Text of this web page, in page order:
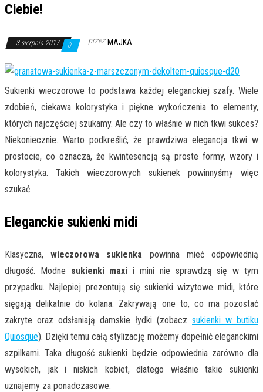
Ciebie!
3 sierpnia 2017 0 przez MAJKA
Sukienki wieczorowe to podstawa każdej eleganckiej szafy. Wiele
zdobień, ciekawa kolorystyka i piękne wykończenia to elementy,
których najczęściej szukamy. Ale czy to właśnie w nich tkwi sukces?
Niekoniecznie. Warto podkreślić, że prawdziwa elegancja tkwi w
prostocie, co oznacza, że kwintesencją są proste formy, wzory i
kolorystyka. Takich wieczorowych sukienek powinnyśmy więc
szukać.
Eleganckie sukienki midi
Klasyczna,wieczorowa sukienka powinna mieć odpowiednią
długość. Modne sukienki maxi i mini nie sprawdzą się w tym
przypadku. Najlepiej prezentują się sukienki wizytowe midi, które
sięgają delikatnie do kolana. Zakrywają one to, co ma pozostać
zakryte oraz odsłaniają damskie łydki (zobacz sukienki w butiku
Quiosque). Dzięki temu całą stylizację możemy dopełnić eleganckimi
szpilkami. Taka długość sukienki będzie odpowiednia zarówno dla
wysokich, jak i niskich kobiet, dlatego właśnie takie sukienki
uznajemy za ponadczasowe.